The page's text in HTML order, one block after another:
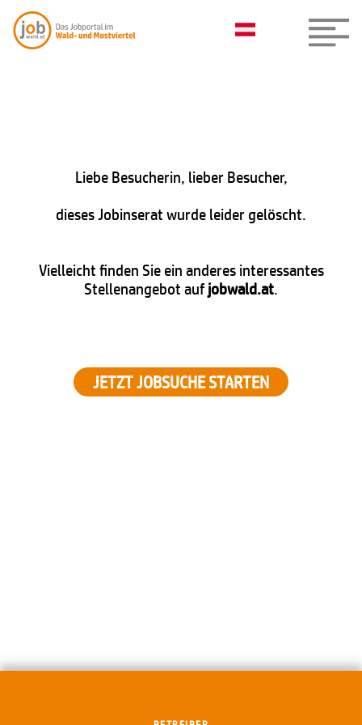
Liebe Besucherin, lieber Besucher,
dieses Jobinserat wurde leider gelöscht.
Vielleicht finden Sie ein anderes interessantes
Stellenangebot aufjobwald.at.
JETZT JOBSUCHE STARTEN